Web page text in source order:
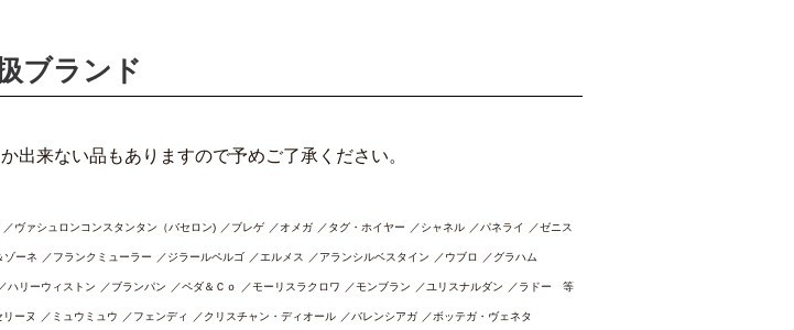
ブランド
出来ない品もありますので予めご了承ください。
ヴァシュロンコンスタンタン（バセロン) ブレゲ オメガ タグ・ホイヤー シャネル パネライ ゼニス
ゾーネ フランクミューラー ジラールペルゴ エルメス アランシルベスタイン ウブロ グラハム
ハリーウィストン ブランパン ペダ＆Ｃｏ モーリスラクロワ モンブラン ユリスナルダン ラドー 等
リーヌ ミュウミュウ フェンディ クリスチャン・ディオール バレンシアガ ボッテガ・ヴェネタ